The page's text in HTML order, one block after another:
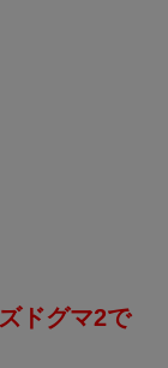
ドグマ2で